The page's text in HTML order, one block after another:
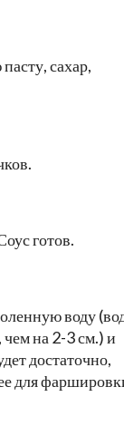
сахар,
готов.
воду
на 2-3 см.) и
достаточно,
для